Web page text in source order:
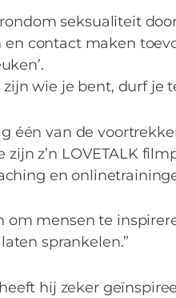
seksualiteit
contact maken
wie je bent, durf je
één van de
z’n LOVETALK
en
om mensen te
sprankelen.”
hij zeker